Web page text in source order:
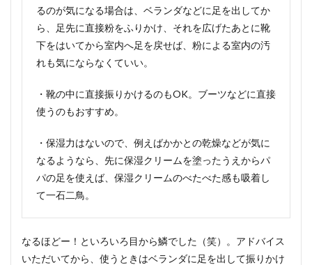
るのが気になる場合は、ベランダなどに足を出してか
ら、足先に直接粉をふりかけ、それを広げたあとに靴
下をはいてから室内へ足を戻せば、粉による室内の汚
れも気にならなくていい。
・靴の中に直接振りかけるのもOK。ブーツなどに直接
使うのもおすすめ。
・保湿力はないので、例えばかかとの乾燥などが気に
なるようなら、先に保湿クリームを塗ったうえからパ
パの足を使えば、保湿クリームのべたべた感も吸着し
て一石二鳥。
なるほどー！といろいろ目から鱗でした（笑）。アドバイス
いただいてから、使うときはベランダに足を出して振りかけ